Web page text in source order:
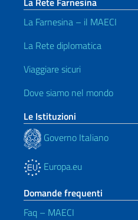
La Farnesina – il MAECI
La Rete diplomatica
Viaggiare sicuri
Dove siamo nel mondo
Le Istituzioni
Governo Italiano
Europa.eu
Domande frequenti
Faq – MAECI